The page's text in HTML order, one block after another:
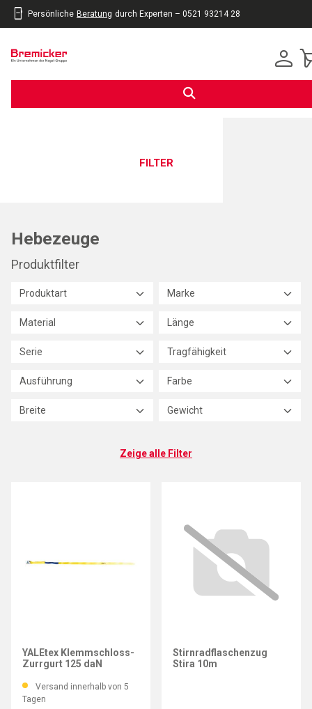
Persönliche Beratung durch Experten – 0521 93214 28
FILTER
Hebezeuge
Produktfilter
Produktart Marke
Material Länge
Serie Tragfähigkeit
Ausführung Farbe
Breite Gewicht
Zeige alle Filter
YALEtex Klemmschloss-
Zurrgurt 125 daN
Versand innerhalb von 5
Tagen
Stirnradflaschenzug
Stira 10m